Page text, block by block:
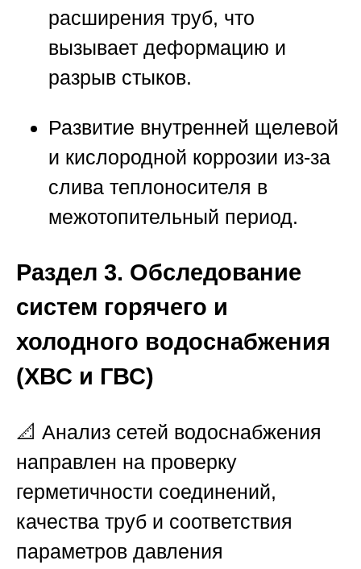
расширения труб, что
вызывает деформацию и
разрыв стыков.
Развитие внутренней щелевой
и кислородной коррозии из-за
слива теплоносителя в
межотопительный период.
Раздел 3. Обследование
систем горячего и
холодного водоснабжения
(ХВС и ГВС)
📐 Анализ сетей водоснабжения
направлен на проверку
герметичности соединений,
качества труб и соответствия
параметров давления